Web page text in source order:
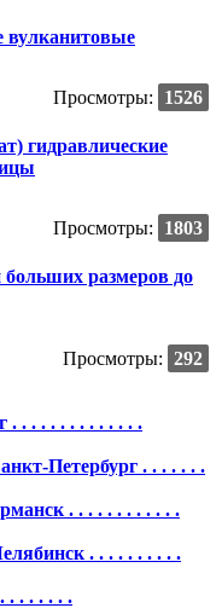
вулканитовые
Просмотры: 1526
гидравлические
Просмотры: 1803
размеров до
Просмотры: 292
. . . . . . . . . . . . .
Петербург . . . . . . .
. . . . . . . . . . . .
. . . . . . . . . .
. . . . . .